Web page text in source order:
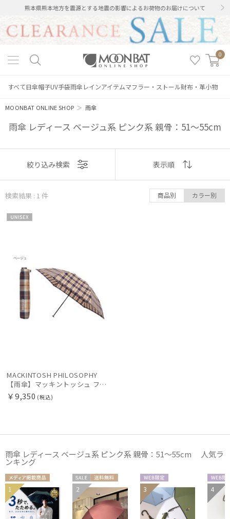
熊本県熊本地方を震源とする地震の影響によるお荷物のお届けについて
0
すべて日傘帽子UV手袋雨傘 レインアイテムマフラー・ストール財布・革小物
MOONBAT ONLINE SHOP ＞雨傘
雨傘 レディース ベージュ系 ピンク系 親骨：51～55cm
絞り込み
カテゴリー
ブランド
帽子
その他
カラー
表示
おすすめ
順
価格の低い
順
人気順
絞り込み検索 表示順
検索結果 : 1 件 商品別 カラー別
MACKINTOSH PHILOSOPHY
【雨傘】マッキントッシュ フィロソフィー (MACKINTOSH PHILOSOPHY) バーブレラ 軽量 ハウスチェック
￥9,350 (税込)
雨傘 レディース ベージュ系 ピンク系 親骨：51～55cm 人気ラ
ンキング
メディア掲
載商品
ギフト
向け
MEN
1
セー
ル
送料無
料
ギフト
向け
WOME
N
2
WEB限
定
送料無
料
UNISE
3
WEB
定送料無
料
4